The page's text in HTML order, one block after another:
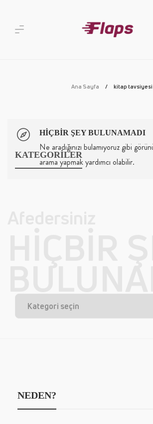
Ana Sayfa kitap tavsiyesi
HIÇBIR ŞEY BULUNAMADI
Ne aradığınızı bulamıyoruz gibi
arama yapmak yardımcı olabilir.
KATEGORİLER
NEDEN?